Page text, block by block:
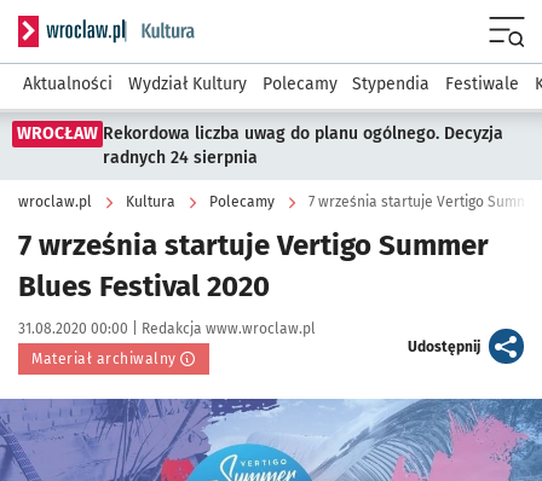
Serwis informacyjny wroclaw.pl podserwis: Kultura
Aktualności Wydział Kultury Polecamy Stypendia Festiwale
WROCŁAW Rekordowa liczba uwag do planu ogólnego. Decyzja
radnych 24 sierpnia
wroclaw.pl Kultura Polecamy 7 września startuje Vertigo
7 września startuje Vertigo Summer
Blues Festival 2020
Data publikacji:
31.08.2020 00:00 | Autor:
Redakcja www.wroclaw.pl
Materiał archiwalny
Udostępnijartykuł
Kliknij, aby powiększyć